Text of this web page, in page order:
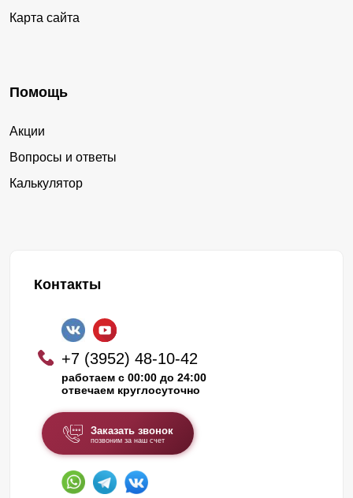
Карта сайта
Помощь
Акции
Вопросы и ответы
Калькулятор
Контакты
+7 (3952) 48-10-42
работаем с 00:00 до 24:00
отвечаем круглосуточно
Заказать звонок
позвоним за наш счет